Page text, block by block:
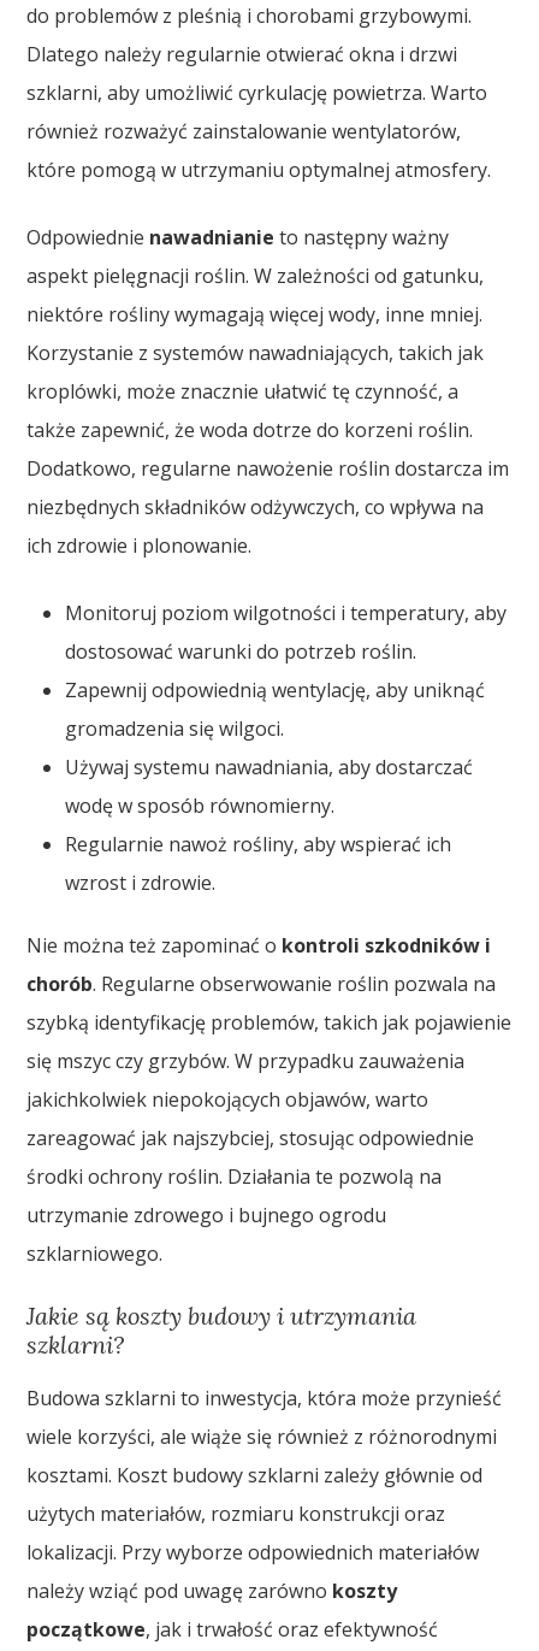
do problemów z pleśnią i chorobami grzybowymi.
Dlatego należy regularnie otwierać okna i drzwi
szklarni, aby umożliwić cyrkulację powietrza. Warto
również rozważyć zainstalowanie wentylatorów,
które pomogą w utrzymaniu optymalnej atmosfery.
Odpowiednie nawadnianie to następny ważny
aspekt pielęgnacji roślin. W zależności od gatunku,
niektóre rośliny wymagają więcej wody, inne mniej.
Korzystanie z systemów nawadniających, takich jak
kroplówki, może znacznie ułatwić tę czynność, a
także zapewnić, że woda dotrze do korzeni roślin.
Dodatkowo, regularne nawożenie roślin dostarcza im
niezbędnych składników odżywczych, co wpływa na
ich zdrowie i plonowanie.
Monitoruj poziom wilgotności i temperatury, aby
dostosować warunki do potrzeb roślin.
Zapewnij odpowiednią wentylację, aby uniknąć
gromadzenia się wilgoci.
Używaj systemu nawadniania, aby dostarczać
wodę w sposób równomierny.
Regularnie nawoż rośliny, aby wspierać ich
wzrost i zdrowie.
Nie można też zapominać o kontroli szkodników i
chorób. Regularne obserwowanie roślin pozwala na
szybką identyfikację problemów, takich jak pojawienie
się mszyc czy grzybów. W przypadku zauważenia
jakichkolwiek niepokojących objawów, warto
zareagować jak najszybciej, stosując odpowiednie
środki ochrony roślin. Działania te pozwolą na
utrzymanie zdrowego i bujnego ogrodu
szklarniowego.
Jakie są koszty budowy i utrzymania
szklarni?
Budowa szklarni to inwestycja, która może przynieść
wiele korzyści, ale wiąże się również z różnorodnymi
kosztami. Koszt budowy szklarni zależy głównie od
użytych materiałów, rozmiaru konstrukcji oraz
lokalizacji. Przy wyborze odpowiednich materiałów
należy wziąć pod uwagę zarówno koszty
początkowe, jak i trwałość oraz efektywność